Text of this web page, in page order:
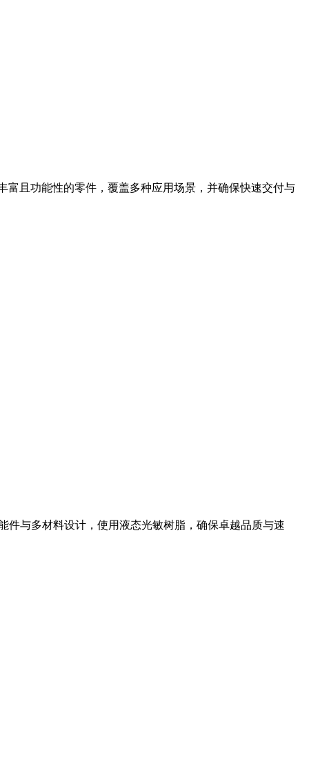
且功能性的零件，覆盖多种应用场景，并确保快速交付与
件与多材料设计，使用液态光敏树脂，确保卓越品质与速